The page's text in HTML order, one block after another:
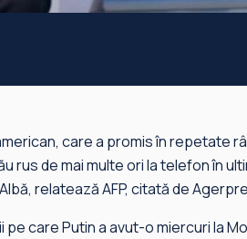
care a promis în repetate
rus de mai multe ori la telefon în
relatează AFP, citată de
pe care Putin a avut-o miercuri la